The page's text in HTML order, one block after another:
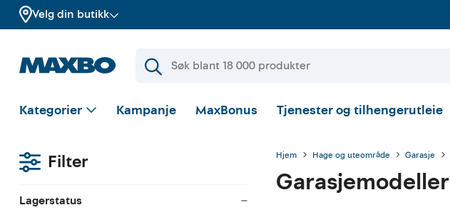
Velg din butikk
Kategorier Kampanje MaxBonus Tjenester og tilhengerutleie
Filter
Lagerstatus
Hjem Hage og uteområde Garasje
Garasjemodeller